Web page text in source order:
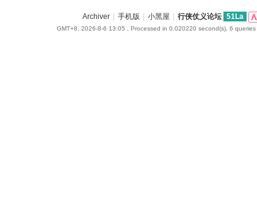
Archiver 手机版 小黑屋 行侠仗义论坛 51La
GMT+8, 2026-8-6 13:05 , Processed in 0.020220 second(s), 6 queries .